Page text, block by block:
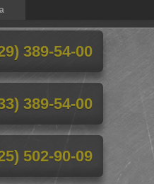
389-54-00
389-54-00
502-90-09